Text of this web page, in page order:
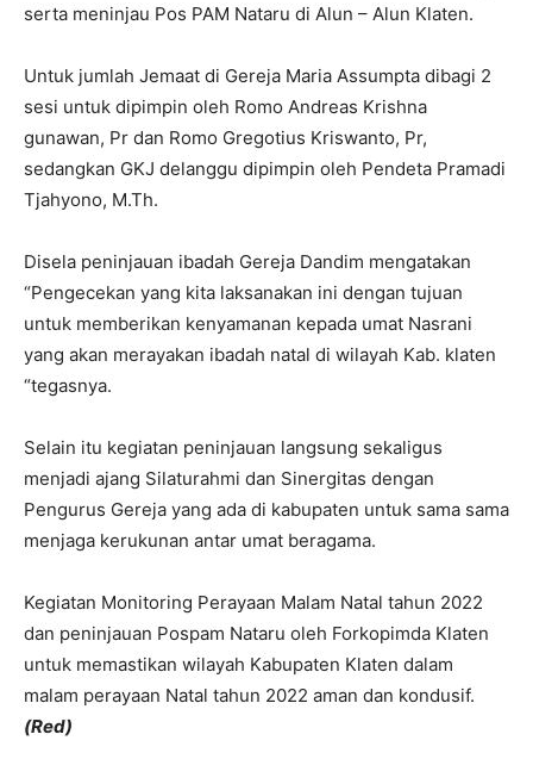
serta meninjau Pos PAM Nataru di Alun – Alun Klaten.
Untuk jumlah Jemaat di Gereja Maria Assumpta dibagi 2
sesi untuk dipimpin oleh Romo Andreas Krishna
gunawan, Pr dan Romo Gregotius Kriswanto, Pr,
sedangkan GKJ delanggu dipimpin oleh Pendeta Pramadi
Tjahyono, M.Th.
Disela peninjauan ibadah Gereja Dandim mengatakan
“Pengecekan yang kita laksanakan ini dengan tujuan
untuk memberikan kenyamanan kepada umat Nasrani
yang akan merayakan ibadah natal di wilayah Kab. klaten
“tegasnya.
Selain itu kegiatan peninjauan langsung sekaligus
menjadi ajang Silaturahmi dan Sinergitas dengan
Pengurus Gereja yang ada di kabupaten untuk sama sama
menjaga kerukunan antar umat beragama.
Kegiatan Monitoring Perayaan Malam Natal tahun 2022
dan peninjauan Pospam Nataru oleh Forkopimda Klaten
untuk memastikan wilayah Kabupaten Klaten dalam
malam perayaan Natal tahun 2022 aman dan kondusif.
(Red)